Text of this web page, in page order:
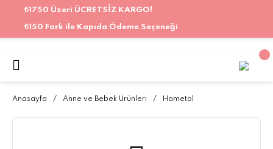
₺1750 Üzeri ÜCRETSİZ KARGO!
₺150 Fark ile Kapıda Ödeme Seçeneği
Anasayfa Anne ve Bebek Ürünleri Hametol